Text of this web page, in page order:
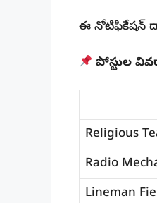
ఈ నోటిఫికేషన్
పోస్టుల
Religious
Radio
Lineman